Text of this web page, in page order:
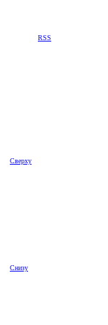
RSS
Сверху
Снизу